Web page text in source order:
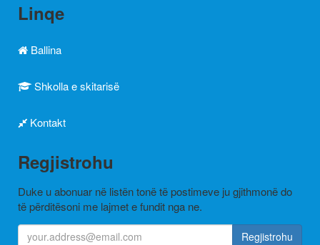
Linqe
Ballina
Shkolla e skitarisë
Kontakt
Regjistrohu
Duke u abonuar në listën tonë të postimeve ju gjithmonë do
të përditësoni me lajmet e fundit nga ne.
Regjistrohu